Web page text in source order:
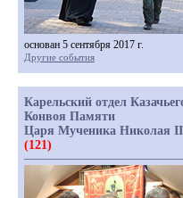
основан 5 сентября 2017 г.
Другие события
Карельский отдел
Конвоя Памяти
Царя Мученика Николая II
(121)